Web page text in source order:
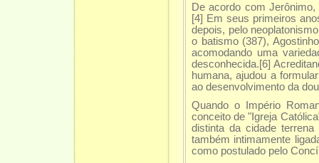
De acordo com
[4] Em seus primeiros
depois, pelo
o batismo (387),
acomodando uma
desconhecida.[6]
humana, ajudou a
ao desenvolvimento da
Quando o Império
conceito de "Igreja
distinta da cidade
também intimamente
como postulado pelo